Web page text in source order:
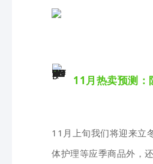
11月热卖预测：
11月上旬我们将迎来立
体护理等应季商品外，